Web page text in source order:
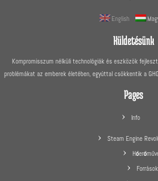
English
Küldetésünk
Kompromisszum nélküli technológiák és eszközök
problémákat az emberek életében, egyúttal csökkentik a
Pages
Info
Steam Engine
Források